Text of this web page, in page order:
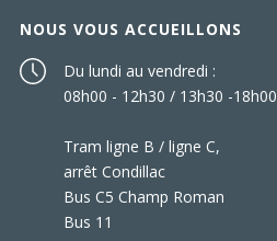
NOUS VOUS ACCUEILLONS
Du lundi au vendredi :
08h00 - 12h30 / 13h30 -18h00
Tram ligne B / ligne C,
arrêt Condillac
Bus C5 Champ Roman
Bus 11